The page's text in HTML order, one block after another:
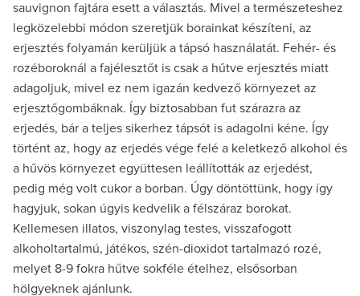
sauvignon fajtára esett a választás. Mivel a természeteshez
legközelebbi módon szeretjük borainkat készíteni, az
erjesztés folyamán kerüljük a tápsó használatát. Fehér- és
rozéboroknál a fajélesztőt is csak a hűtve erjesztés miatt
adagoljuk, mivel ez nem igazán kedvező környezet az
erjesztőgombáknak. Így biztosabban fut szárazra az
erjedés, bár a teljes sikerhez tápsót is adagolni kéne. Így
történt az, hogy az erjedés vége felé a keletkező alkohol és
a hűvös környezet együttesen leállították az erjedést,
pedig még volt cukor a borban. Úgy döntöttünk, hogy így
hagyjuk, sokan úgyis kedvelik a félszáraz borokat.
Kellemesen illatos, viszonylag testes, visszafogott
alkoholtartalmú, játékos, szén-dioxidot tartalmazó rozé,
melyet 8-9 fokra hűtve sokféle ételhez, elsősorban
hölgyeknek ajánlunk.